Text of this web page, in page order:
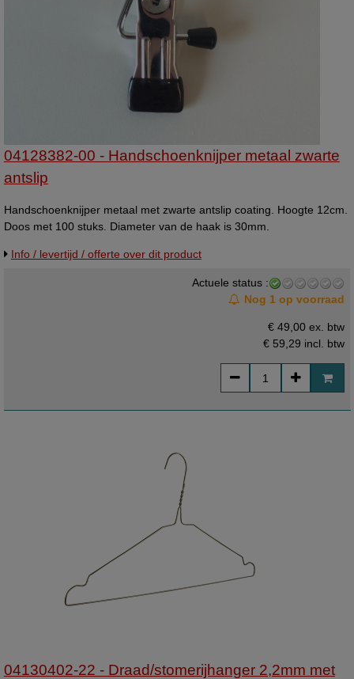
04128382-00 - Handschoenknijper metaal zwarte
antslip
Handschoenknijper metaal met zwarte antslip coating. Hoogte 12cm.
Doos met 100 stuks. Diameter van de haak is 30mm.
Info / levertijd / offerte over dit product
Actuele status :
Nog 1 op voorraad
€ 49,00 ex. btw
€ 59,29 incl. btw
04130402-22 - Draad/stomerijhanger 2,2mm met